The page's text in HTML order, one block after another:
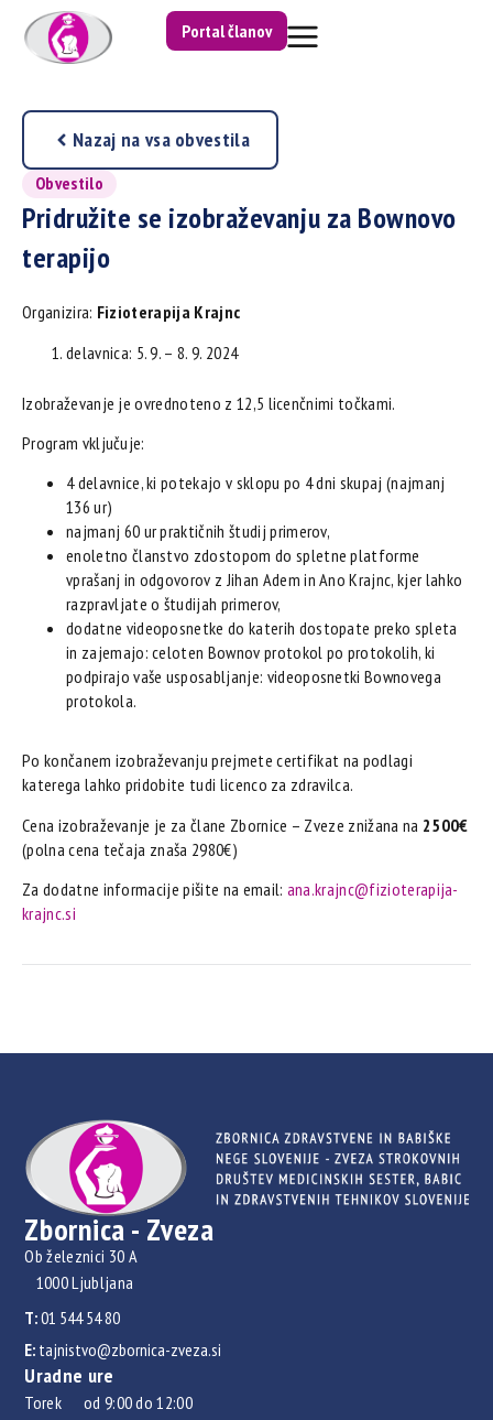
Portal članov
Nazaj na vsa obvestila
Obvestilo
Pridružite se izobraževanju za Bownovo
terapijo
Organizira: Fizioterapija Krajnc
delavnica: 5. 9. – 8. 9. 2024
Izobraževanje je ovrednoteno z 12,5 licenčnimi točkami.
Program vključuje:
4 delavnice, ki potekajo v sklopu po 4 dni skupaj (najmanj
136 ur)
najmanj 60 ur praktičnih študij primerov,
enoletno članstvo zdostopom do spletne platforme
vprašanj in odgovorov z Jihan Adem in Ano Krajnc, kjer lahko
razpravljate o študijah primerov,
dodatne videoposnetke do katerih dostopate preko spleta
in zajemajo: celoten Bownov protokol po protokolih, ki
podpirajo vaše usposabljanje: videoposnetki Bownovega
protokola.
Po končanem izobraževanju prejmete certifikat na podlagi
katerega lahko pridobite tudi licenco za zdravilca.
Cena izobraževanje je za člane Zbornice – Zveze znižana na 2500€
(polna cena tečaja znaša 2980€)
Za dodatne informacije pišite na email: ana.krajnc@fizioterapija-
krajnc.si
Zbornica - Zveza
Ob železnici 30 A
1000 Ljubljana
T:01 544 54 80
E: tajnistvo@zbornica-zveza.si
Uradne ure
Torek od 9:00 do 12:00